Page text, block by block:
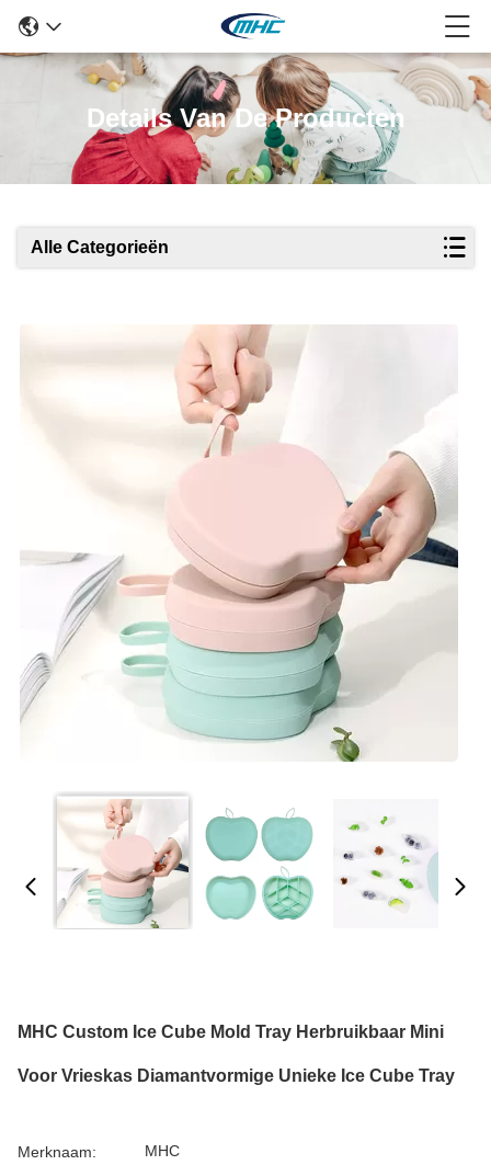
Details Van De Producten
Alle Categorieën
MHC Custom Ice Cube Mold Tray Herbruikbaar Mini
Voor Vrieskas Diamantvormige Unieke Ice Cube Tray
Merknaam: MHC